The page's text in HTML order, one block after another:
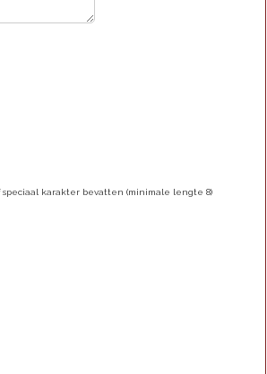
karakter bevatten (minimale lengte 8)